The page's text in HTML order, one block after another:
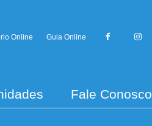
Online Guia Online
Fale Conosco